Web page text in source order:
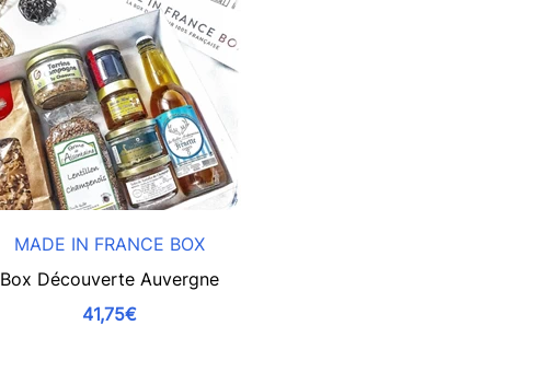
MADE IN FRANCE BOX
Box Découverte Auvergne
41,75€